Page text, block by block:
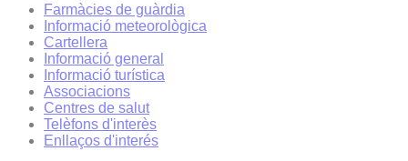
Farmàcies de guàrdia
Informació meteorològica
Cartellera
Informació general
Informació turística
Associacions
Centres de salut
Telèfons d'interès
Enllaços d'interés